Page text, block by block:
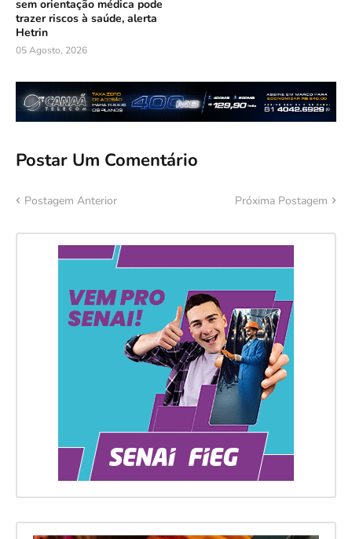
sem orientação médica pode
trazer riscos à saúde, alerta
Hetrin
05 Agosto, 2026
Postar Um Comentário
Postagem Anterior Próxima Postagem